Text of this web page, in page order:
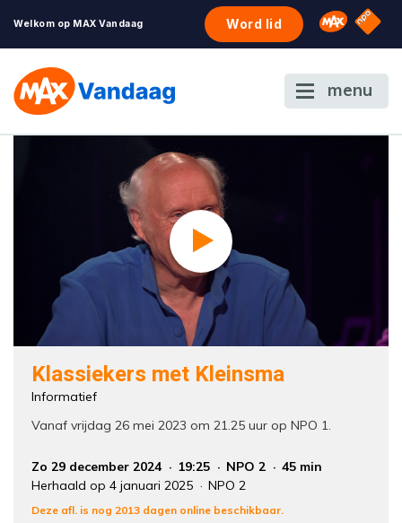
Welkom op MAX Vandaag Word lid Omroep
NPO
menu
Klassiekers met Kleinsma
Informatief
Vanaf vrijdag 26 mei 2023 om 21.25 uur op NPO 1.
Zo 29 december 2024 19:25 NPO 2
45 min
Herhaald op 4 januari 2025
NPO 2
Deze afl. is nog 2013 dagen online beschikbaar.